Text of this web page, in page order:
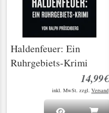
Haldenfeuer: Ein
Ruhrgebiets-Krimi
14,99€
inkl. MwSt. zzgl. Versand